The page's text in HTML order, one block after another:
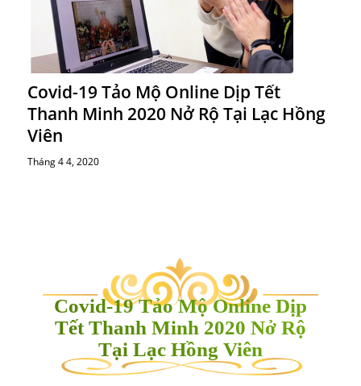
Covid-19 Tảo Mộ Online Dịp Tết
Thanh Minh 2020 Nở Rộ Tại Lạc Hồng
Viên
Tháng 4 4, 2020
Covid-19 Tảo Mộ Online Dịp
Tết Thanh Minh 2020 Nở Rộ
Tại Lạc Hồng Viên